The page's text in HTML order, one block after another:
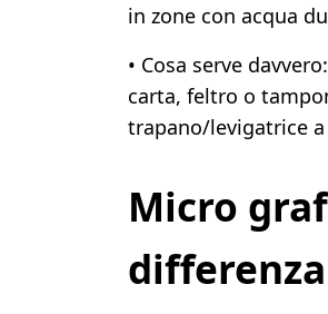
in zone con acqua
• Cosa serve
carta, feltro o
trapano/levigatrice
Micro
differenza